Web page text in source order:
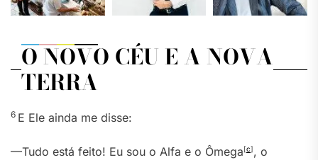
O NOVO CÉU E A NOVA
TERRA
6 E Ele ainda me disse:
—Tudo está feito! Eu sou o Alfa e o Ômega[c], o